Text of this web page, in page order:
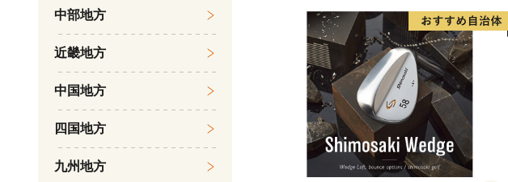
ワダチソウ アップルミント レモン
グラス しょうが 奈良県 宇陀市
中部地方
近畿地方
中国地方
四国地方
九州地方